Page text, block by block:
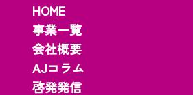
HOME
事業一覧
会社概要
AJコラム
啓発発信